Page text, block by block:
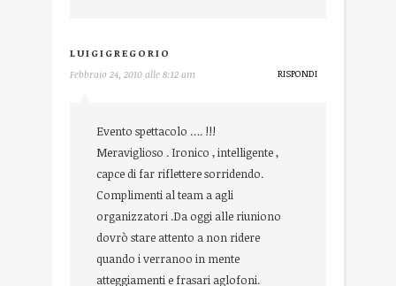
LUIGIGREGORIO
Febbraio 24, 2010 alle 8:12 am
Evento spettacolo …. !!!
Meraviglioso . Ironico , intelligente ,
capce di far riflettere sorridendo.
Complimenti al team a agli
organizzatori .Da oggi alle riuniono
dovrò stare attento a non ridere
quando i verranoo in mente
atteggiamenti e frasari aglofoni.
RISPONDI